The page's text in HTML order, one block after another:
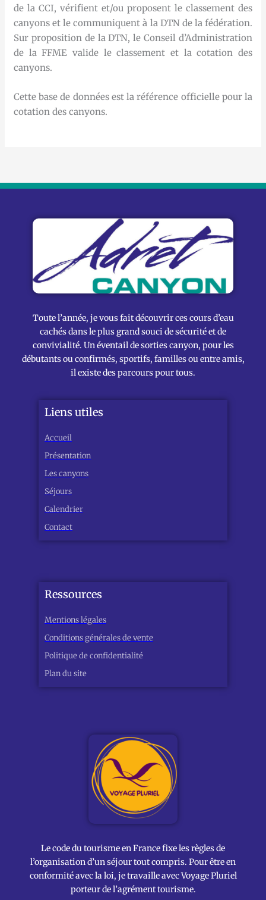
de la CCI, vérifient et/ou proposent le classement des
canyons et le communiquent à la DTN de la fédération.
Sur proposition de la DTN, le Conseil d’Administration
de la FFME valide le classement et la cotation des
canyons.
Cette base de données est la référence officielle pour la
cotation des canyons.
Toute l’année, je vous fait découvrir ces cours d’eau
cachés dans le plus grand souci de sécurité et de
convivialité. Un éventail de sorties canyon, pour les
débutants ou confirmés, sportifs, familles ou entre amis,
il existe des parcours pour tous.
Liens utiles
Accueil
Présentation
Les canyons
Séjours
Calendrier
Contact
Ressources
Mentions légales
Conditions générales de vente
Politique de confidentialité
Plan du site
Le code du tourisme en France fixe les règles de
l’organisation d’un séjour tout compris. Pour être en
conformité avec la loi, je travaille avec Voyage Pluriel
porteur de l’agrément tourisme.